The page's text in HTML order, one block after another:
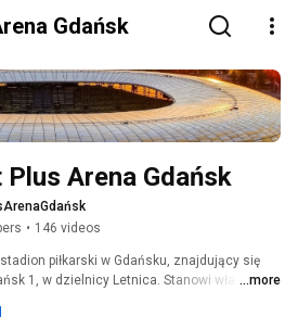
Gdańsk
Plus Arena Gdańsk
• 146 videos
piłkarski w Gdańsku, znajdujący się
1, w dzielnicy Letnica. Stanowi własność
...more